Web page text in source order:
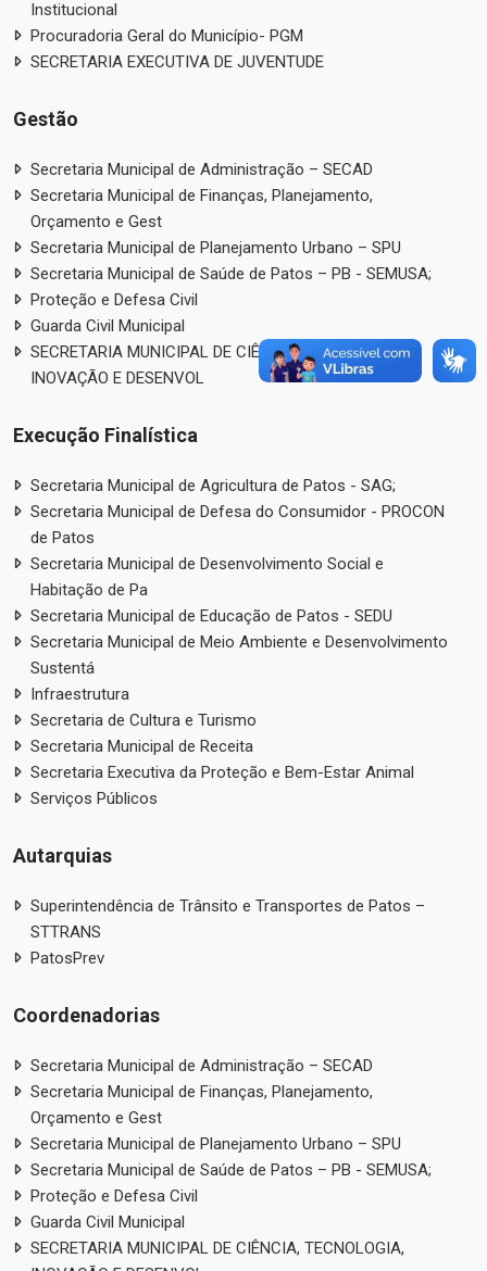
Institucional
Procuradoria Geral do Município- PGM
SECRETARIA EXECUTIVA DE JUVENTUDE
Gestão
Secretaria Municipal de Administração – SECAD
Secretaria Municipal de Finanças, Planejamento,
Orçamento e Gest
Secretaria Municipal de Planejamento Urbano – SPU
Secretaria Municipal de Saúde de Patos – PB - SEMUSA;
Proteção e Defesa Civil
Guarda Civil Municipal
SECRETARIA MUNICIPAL DE CIÊNCIA, TECNOLOGIA,
INOVAÇÃO E DESENVOL
Execução Finalística
Secretaria Municipal de Agricultura de Patos - SAG;
Secretaria Municipal de Defesa do Consumidor - PROCON
de Patos
Secretaria Municipal de Desenvolvimento Social e
Habitação de Pa
Secretaria Municipal de Educação de Patos - SEDU
Secretaria Municipal de Meio Ambiente e Desenvolvimento
Sustentá
Infraestrutura
Secretaria de Cultura e Turismo
Secretaria Municipal de Receita
Secretaria Executiva da Proteção e Bem-Estar Animal
Serviços Públicos
Autarquias
Superintendência de Trânsito e Transportes de Patos –
STTRANS
PatosPrev
Coordenadorias
Secretaria Municipal de Administração – SECAD
Secretaria Municipal de Finanças, Planejamento,
Orçamento e Gest
Secretaria Municipal de Planejamento Urbano – SPU
Secretaria Municipal de Saúde de Patos – PB - SEMUSA;
Proteção e Defesa Civil
Guarda Civil Municipal
SECRETARIA MUNICIPAL DE CIÊNCIA, TECNOLOGIA,